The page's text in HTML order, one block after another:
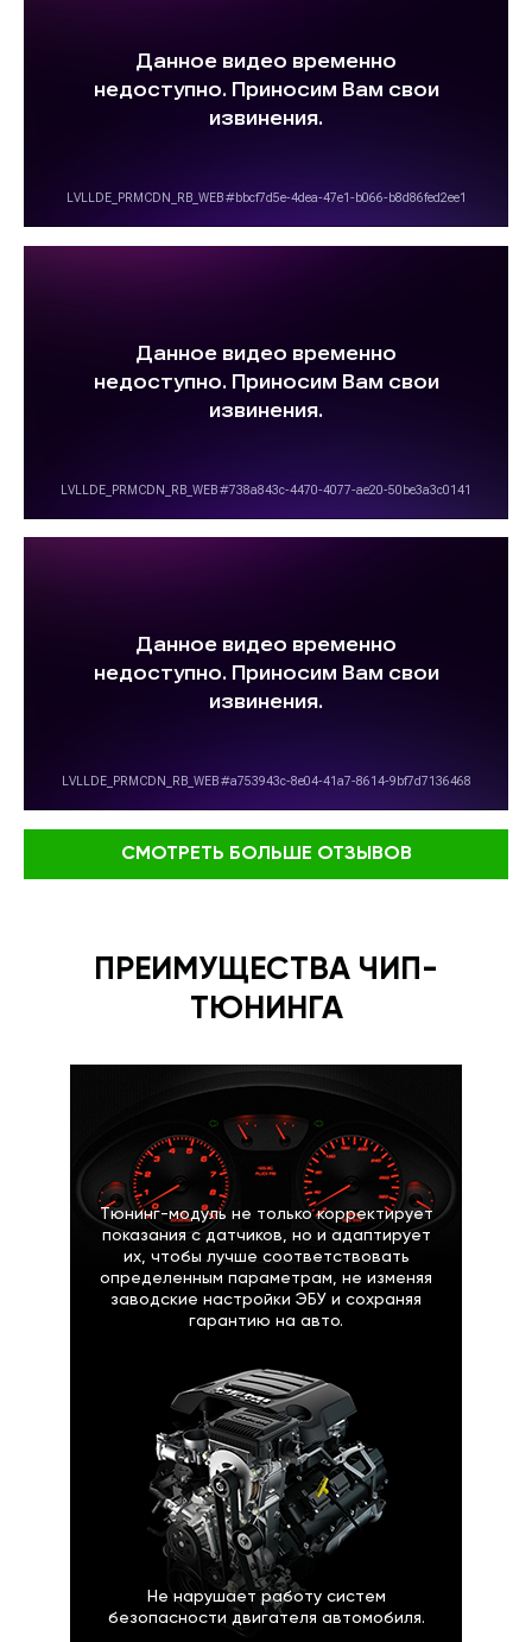
СМОТРЕТЬ БОЛЬШЕ ОТЗЫВОВ
ПРЕИМУЩЕСТВА ЧИП-
ТЮНИНГА
Тюнинг-модуль не только корректирует
показания с датчиков, но и адаптирует
их, чтобы лучше соответствовать
определенным параметрам, не изменяя
заводские настройки ЭБУ и сохраняя
гарантию на авто.
Не нарушает работу систем
безопасности двигателя автомобиля.